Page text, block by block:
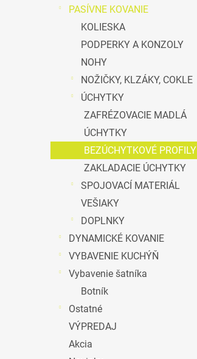
PASÍVNE KOVANIE
KOLIESKA
PODPERKY A KONZOLY
NOHY
NOŽIČKY, KLZÁKY, COKLE
ÚCHYTKY
ZAFRÉZOVACIE MADLÁ
ÚCHYTKY
BEZÚCHYTKOVÉ PROFILY
ZAKLADACIE ÚCHYTKY
SPOJOVACÍ MATERIÁL
VEŠIAKY
DOPLNKY
DYNAMICKÉ KOVANIE
VYBAVENIE KUCHÝŇ
Vybavenie šatníka
Botník
Ostatné
VÝPREDAJ
Akcia